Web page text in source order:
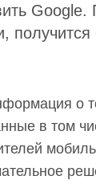
Google.
о
в том